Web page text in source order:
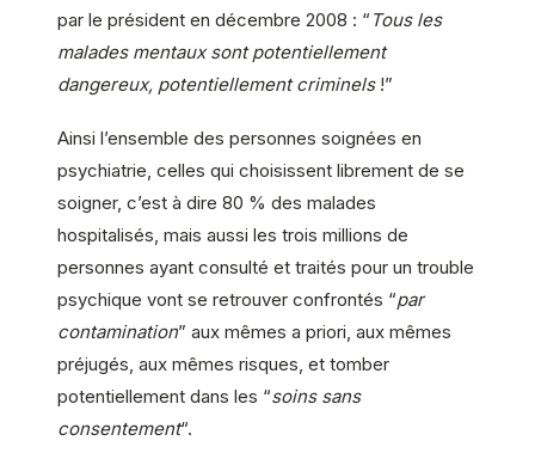
par le président en décembre 2008 : “ Tous les
malades mentaux sont potentiellement
dangereux, potentiellement criminels!”
Ainsi l’ensemble des personnes soignées en
psychiatrie, celles qui choisissent librement de se
soigner, c’est à dire 80 % des malades
hospitalisés, mais aussi les trois millions de
personnes ayant consulté et traités pour un trouble
psychique vont se retrouver confrontés “par
contamination” aux mêmes a priori, aux mêmes
préjugés, aux mêmes risques, et tomber
potentiellement dans les “soins sans
consentement“.